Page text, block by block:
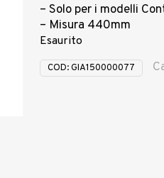
– Solo per i modelli
– Misura 440mm
Esaurito
COD:GIA150000077